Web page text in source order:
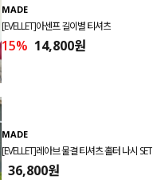
MADE
[EVELLET]아센프 길이별 티셔츠
15% 14,800원
MADE
[EVELLET]레아브 물결 티셔츠 홀터 나시 SET
36,800원